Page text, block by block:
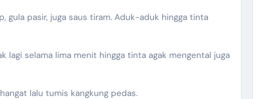
gula pasir, juga saus tiram. Aduk-aduk hingga tinta
lagi selama lima menit hingga tinta agak mengental juga
lalu tumis kangkung pedas.